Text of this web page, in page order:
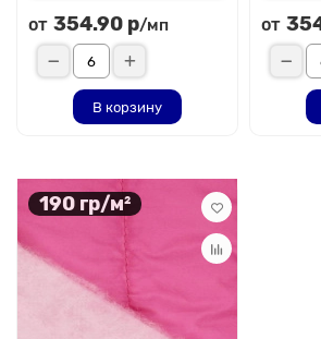
от 354.90 р/мп
В корзину
от
190 гр/м²